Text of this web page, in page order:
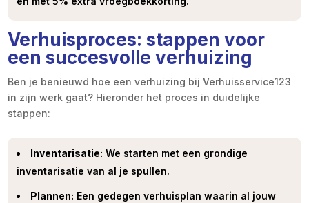
Verhuisproces: stappen voor
een succesvolle verhuizing
Ben je benieuwd hoe een verhuizing bij Verhuisservice123
in zijn werk gaat? Hieronder het proces in duidelijke
stappen:
Inventarisatie: We starten met een grondige
inventarisatie van al je spullen.
Plannen: Een gedegen verhuisplan waarin al jouw